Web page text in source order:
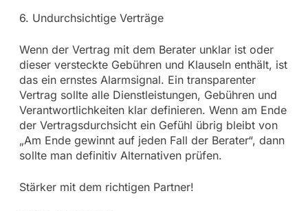
6. Undurchsichtige Verträge
Wenn der Vertrag mit dem Berater unklar ist oder
dieser versteckte Gebühren und Klauseln enthält, ist
das ein ernstes Alarmsignal. Ein transparenter
Vertrag sollte alle Dienstleistungen, Gebühren und
Verantwortlichkeiten klar definieren. Wenn am Ende
der Vertragsdurchsicht ein Gefühl übrig bleibt von
„Am Ende gewinnt auf jeden Fall der Berater“, dann
sollte man definitiv Alternativen prüfen.
Stärker mit dem richtigen Partner!